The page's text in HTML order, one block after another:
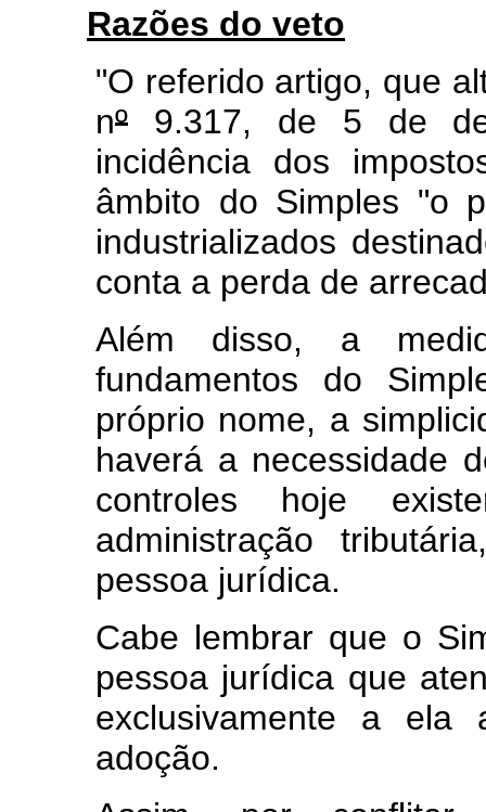
Razões do veto
"O referido artigo, que
nº 9.317, de 5 de
incidência dos
âmbito do Simples "o
industrializados
conta a perda de
Além disso, a
fundamentos do
próprio nome, a
haverá a necessidade
controles hoje
administração
pessoa jurídica.
Cabe lembrar que o
pessoa jurídica que
exclusivamente a ela
adoção.